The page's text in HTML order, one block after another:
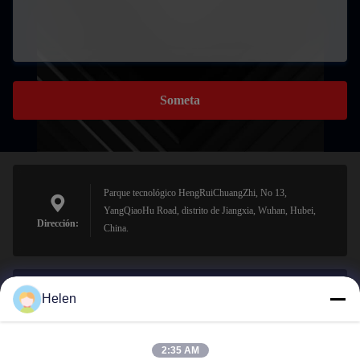
Someta
Dirección:
Parque tecnológico HengRuiChuangZhi, No 13,
YangQiaoHu Road, distrito de Jiangxia, Wuhan, Hubei,
China.
El correo
Helen
2:35 AM